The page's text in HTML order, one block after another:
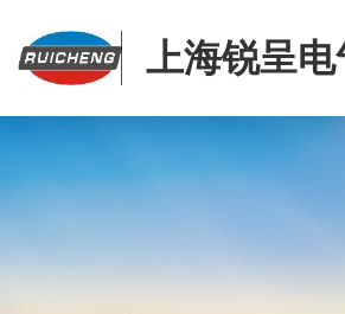
上海锐呈电